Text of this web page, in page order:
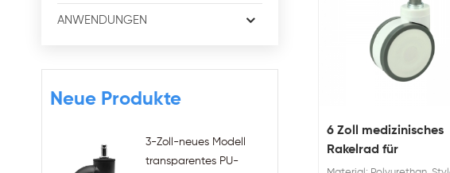
ANWENDUNGEN
Neue Produkte
3-Zoll-neues Modell
transparentes PU-
6 Zoll medizinisches
Rakelrad für
Krankenhausbett